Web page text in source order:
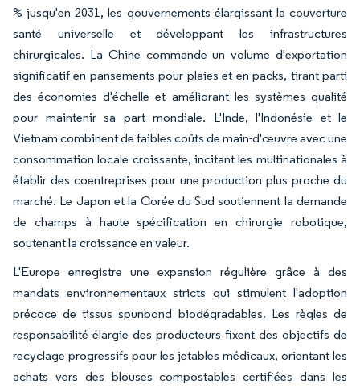
% jusqu'en 2031, les gouvernements élargissant la couverture
santé universelle et développant les infrastructures
chirurgicales. La Chine commande un volume d'exportation
significatif en pansements pour plaies et en packs, tirant parti
des économies d'échelle et améliorant les systèmes qualité
pour maintenir sa part mondiale. L'Inde, l'Indonésie et le
Vietnam combinent de faibles coûts de main-d'œuvre avec une
consommation locale croissante, incitant les multinationales à
établir des coentreprises pour une production plus proche du
marché. Le Japon et la Corée du Sud soutiennent la demande
de champs à haute spécification en chirurgie robotique,
soutenant la croissance en valeur.
L'Europe enregistre une expansion régulière grâce à des
mandats environnementaux stricts qui stimulent l'adoption
précoce de tissus spunbond biodégradables. Les règles de
responsabilité élargie des producteurs fixent des objectifs de
recyclage progressifs pour les jetables médicaux, orientant les
achats vers des blouses compostables certifiées dans les